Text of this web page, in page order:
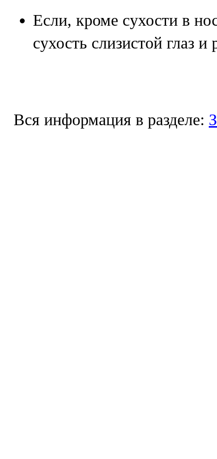
Если, кроме сухости в
сухость слизистой глаз и
Вся информация в разделе: